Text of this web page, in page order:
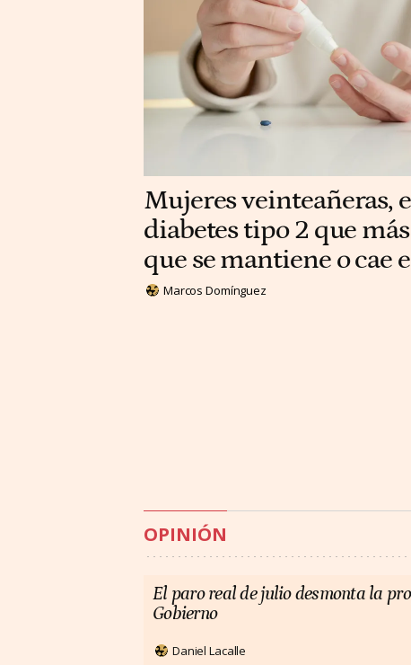
Mujeres veinteañeras,
diabetes tipo 2 que
que se mantiene o cae
Marcos Domínguez
OPINIÓN
El paro real de julio desmonta la
Gobierno
Daniel Lacalle